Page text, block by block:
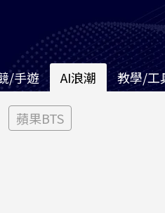
/手遊 AI浪潮 教學/工
蘋果BTS